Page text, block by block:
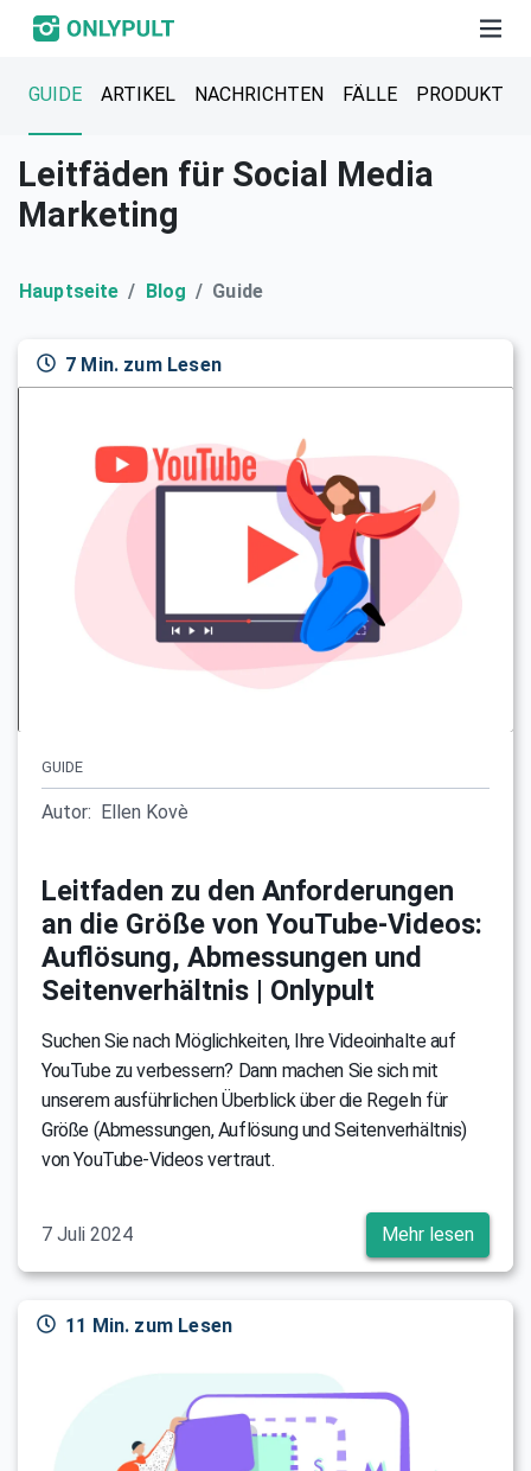
GUIDE ARTIKEL NACHRICHTEN FÄLLE PRODUKT
Leitfäden für Social Media
Marketing
Hauptseite Blog Guide
7 Min. zum Lesen
GUIDE
Autor: Ellen Kovè
Leitfaden zu den Anforderungen
an die Größe von YouTube-Videos:
Auflösung, Abmessungen und
Seitenverhältnis | Onlypult
Suchen Sie nach Möglichkeiten, Ihre Videoinhalte auf
YouTube zu verbessern? Dann machen Sie sich mit
unserem ausführlichen Überblick über die Regeln für
Größe (Abmessungen, Auflösung und Seitenverhältnis)
von YouTube-Videos vertraut.
7 Juli 2024 Mehr lesen
11 Min. zum Lesen